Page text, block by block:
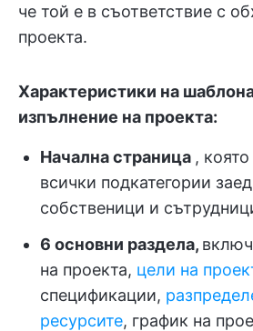
че той е в съответствие с
проекта.
Характеристики на
изпълнение на проекта:
Начална страница ,
всички подкатегории
собственици и
6 основни раздела,
на проекта, цели на
спецификации,
ресурсите, график на